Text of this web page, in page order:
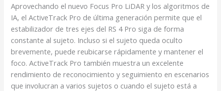
Aprovechando el nuevo Focus Pro LiDAR y los algoritmos de
IA, el ActiveTrack Pro de última generación permite que el
estabilizador de tres ejes del RS 4 Pro siga de forma
constante al sujeto. Incluso si el sujeto queda oculto
brevemente, puede reubicarse rápidamente y mantener el
foco. ActiveTrack Pro también muestra un excelente
rendimiento de reconocimiento y seguimiento en escenarios
que involucran a varios sujetos o cuando el sujeto está a